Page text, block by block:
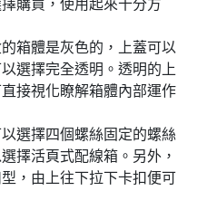
箱體是灰色的，上蓋可以
選擇完全透明。透明的上
接視化瞭解箱體內部運作
以選擇四個螺絲固定的螺絲
擇活頁式配線箱。另外，
，由上往下拉下卡扣便可